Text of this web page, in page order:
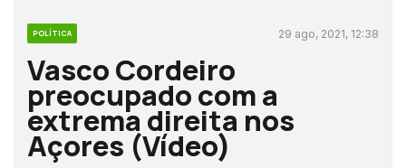
POLÍTICA 29 ago, 2021, 12:38
Vasco Cordeiro
preocupado com a
extrema direita nos
Açores (Vídeo)